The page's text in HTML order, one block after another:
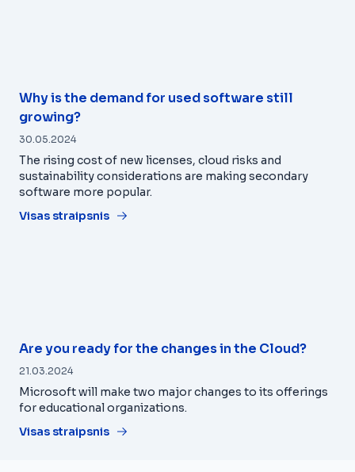
Why is the demand for used software still
growing?
30.05.2024
The rising cost of new licenses, cloud risks and
sustainability considerations are making secondary
software more popular.
Visas straipsnis
Are you ready for the changes in the Cloud?
21.03.2024
Microsoft will make two major changes to its offerings
for educational organizations.
Visas straipsnis